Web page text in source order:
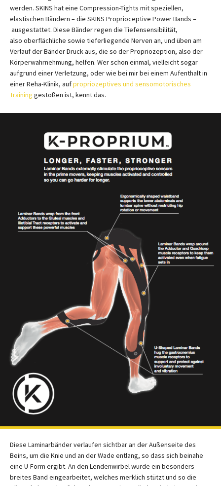
werden. SKINS hat eine Compression-Tights mit speziellen,
elastischen Bändern – die SKINS Proprioceptive Power Bands –
ausgestattet. Diese Bänder regen die Tiefensensibilität,
also oberflächliche sowie tieferliegende Nerven an, und üben am
Verlauf der Bänder Druck aus, die so der Propriozeption, also der
Körperwahrnehmung, helfen. Wer schon einmal, vielleicht sogar
aufgrund einer Verletzung, oder wie bei mir bei einem Aufenthalt in
einer Reha-Klinik, aufpropriozeptives und sensomotorisches
Training gestoßen ist, kennt das.
Diese Laminarbänder verlaufen sichtbar an der Außenseite des
Beins, um die Knie und an der Wade entlang, so dass sich beinahe
eine U-Form ergibt. An den Lendenwirbel wurde ein besonders
breites Band eingearbeitet, welches merklich stützt und so die